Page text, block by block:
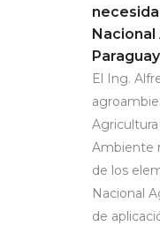
Paraguay
El Ing.
Ambiente
de los
Nacional
de